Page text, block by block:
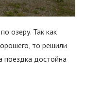
озеру. Так как
то решили
поездка достойна